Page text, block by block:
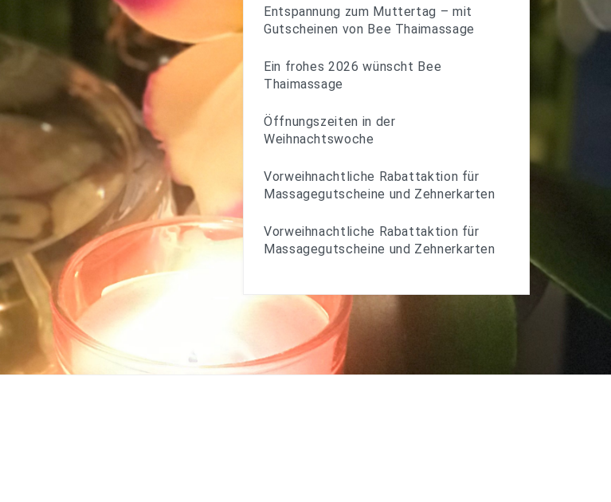
Entspannung zum Muttertag – mit
Gutscheinen von Bee Thaimassage
Ein frohes 2026 wünscht Bee
Thaimassage
Öffnungszeiten in der
Weihnachtswoche
Vorweihnachtliche Rabattaktion für
Massagegutscheine und Zehnerkarten
Vorweihnachtliche Rabattaktion für
Massagegutscheine und Zehnerkarten